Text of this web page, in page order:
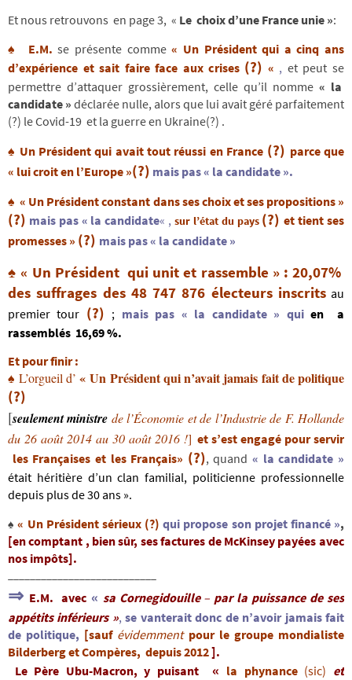
Et nous retrouvons en page 3, « Le choix d’une France unie »:
♠ E.M. se présente comme« Un Présidentqui a cinq ans
d’expérience et sait faire face aux crises (?) « , et peut se
permettre d’attaquer grossièrement, celle qu’il nomme « la
candidate » déclarée nulle, alors que lui avait géré parfaitement
(?) le Covid-19 et la guerre en Ukraine(?) .
♠ Un Président qui avait tout réussi en France (?) parce que
« luicroiten l’Europe »(?) mais pas « la candidate ».
♠ « Un Président constant dans ses choix et ses propositions »
(?) mais pas « la candidate« , sur l’état du pays (?) et tient ses
promesses » (?) mais pas « la candidate »
♠ « Un Président qui unit et rassemble » : 20,07%
des suffrages des 48 747 876 électeurs inscritsau
premier tour (?) ; mais pas « la candidate » quien a
rassemblés 16,69 %.
Et pour finir :
♠ L’orgueil d’ « Un Président qui n’avait jamais fait de politique
(?)
[seulement ministre de l’Économie et de l’Industrie de F.Hollande
du 26 août 2014 au 30 août 2016 !] et s’est engagé pour servir
les Françaises et les Français» (?), quand « la candidate »
était héritière d’un clan familial, politicienne professionnelle
depuis plus de 30 ans ».
♠ « Un Président sérieux (?) qui propose son projet financé »,
[en comptant , bien sûr, ses factures de McKinsey payées avec
nos impôts].
⇒ E.M. avec« sa Cornegidouille– par la puissance de ses
appétits inférieurs », se vanterait donc de n’avoir jamais fait
de politique, [sauf évidemmentpour le groupe mondialiste
Bilderberg et Compères, depuis 2012].
Le Père Ubu-Macron, y puisant « la phynance(sic) et